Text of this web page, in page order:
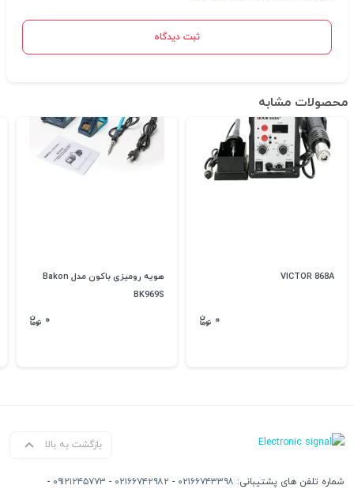
ثبت دیدگاه
محصولات مشابه
VICTOR 868A
۰
هویه رومیزی باکون مدل Bakon
BK969S
۰
بازگشت به بالا
شماره تلفن های پشتیبانی: ۰۲۱۶۶۷۴۳۳۹۸ - ۰۲۱۶۶۷۴۲۹۸۲ - ۰۹۱۲۱۲۴۵۷۷۳ -